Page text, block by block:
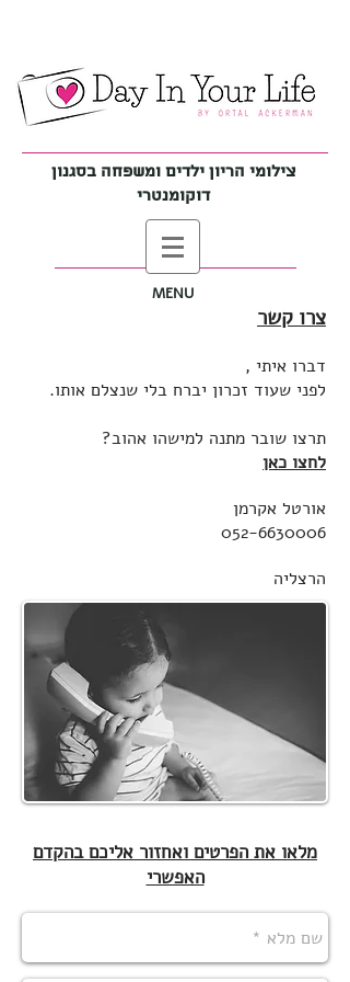
צילומי הריון ילדים ומשפחה בסגנון
דוקומנטרי
MENU
צרו קשר
דברו איתי ,
לפני שעוד זכרון יברח בלי שנצלם אותו.
תרצו שובר מתנה למישהו אהוב?
לחצו כאן
אורטל אקרמן
052-6630006
הרצליה
מלאו את הפרטים ואחזור אליכם בהקדם
האפשרי